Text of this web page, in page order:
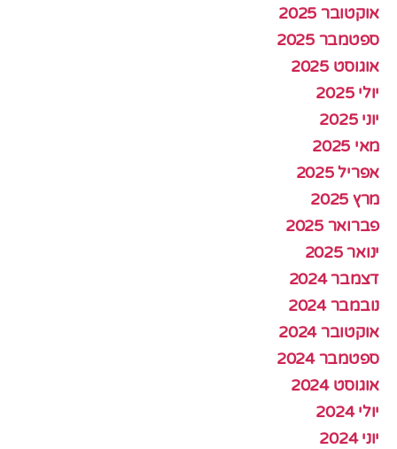
אוקטובר 2025
ספטמבר 2025
אוגוסט 2025
יולי 2025
יוני 2025
מאי 2025
אפריל 2025
מרץ 2025
פברואר 2025
ינואר 2025
דצמבר 2024
נובמבר 2024
אוקטובר 2024
ספטמבר 2024
אוגוסט 2024
יולי 2024
יוני 2024